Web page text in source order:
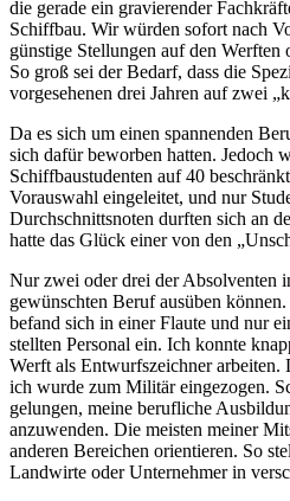
die gerade ein gravierender
Schiffbau. Wir würden sofort nach
günstige Stellungen auf den Werften
So groß sei der Bedarf, dass die
vorgesehenen drei Jahren auf zwei
Da es sich um einen spannenden
sich dafür beworben hatten. Jedoch
Schiffbaustudenten auf 40
Vorauswahl eingeleitet, und nur
Durchschnittsnoten durften sich an
hatte das Glück einer von den
Nur zwei oder drei der Absolventen
gewünschten Beruf ausüben
befand sich in einer Flaute und nur
stellten Personal ein. Ich konnte
Werft als Entwurfszeichner
ich wurde zum Militär eingezogen.
gelungen, meine berufliche
anzuwenden. Die meisten meiner
anderen Bereichen orientieren. So
Landwirte oder Unternehmer in